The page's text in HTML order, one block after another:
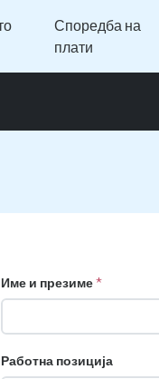
Споредба на
плати
Име и презиме
Работна позиција